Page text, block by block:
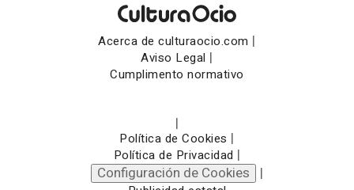
Acerca de culturaocio.com |
Aviso Legal |
Cumplimento normativo
|
Política de Cookies |
Política de Privacidad |
Configuración de Cookies |